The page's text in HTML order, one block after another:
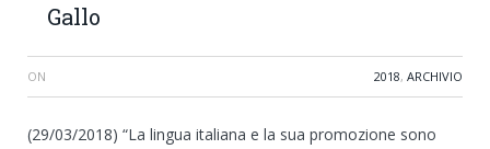
Gallo
ON 2018, ARCHIVIO
(29/03/2018) “La lingua italiana e la sua promozione sono